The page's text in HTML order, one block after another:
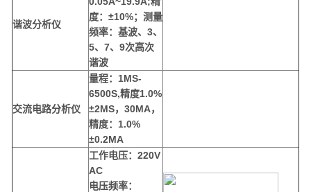
谐波分析仪
度：±10%；测量
频率：基波、 3、
5、 7、 9次高次
谐波
交流电路分析仪
量程：1MS-
6500S,精度1.0%
±2MS，30MA，
精度：1.0%
±0.2MA
工作电压：220V
AC
电压频率：